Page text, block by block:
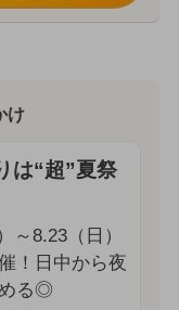
け
は“超”夏祭
～8.23（日）
！日中から夜
る◎